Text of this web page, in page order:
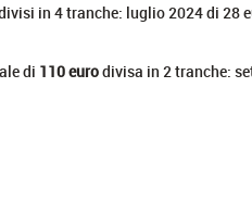
in 4 tranche: luglio 2024 di 28
di 110 eurodivisa in 2 tranche: